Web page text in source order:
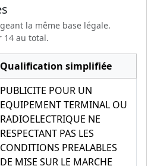
la même base légale.
14 au total.
Qualification simplifiée
PUBLICITE POUR UN
EQUIPEMENT TERMINAL OU
RADIOELECTRIQUE NE
RESPECTANT PAS LES
CONDITIONS PREALABLES
DE MISE SUR LE MARCHE